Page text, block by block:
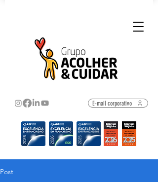
E-mail corporativo
Post